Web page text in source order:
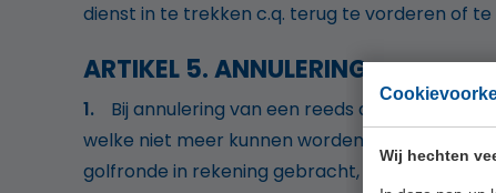
Wij hechten
dienst in te trekken c.q. terug te vorderen of te
ARTIKEL 5. ANNULERING
Bij annulering van een reeds aangegane
welke niet meer kunnen worden
golfronde in rekening gebracht, inclusief